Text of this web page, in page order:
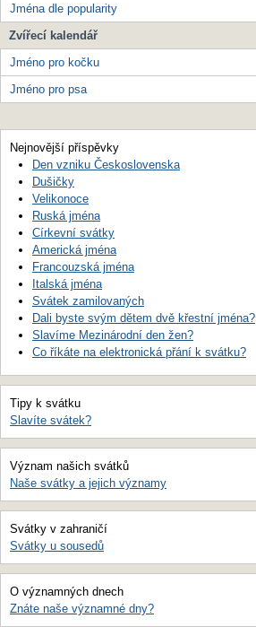
Jména dle popularity
Zvířecí kalendář
Jméno pro kočku
Jméno pro psa
Nejnovější příspěvky
Den vzniku Československa
Dušičky
Velikonoce
Ruská jména
Církevní svátky
Americká jména
Francouzská jména
Italská jména
Svátek zamilovaných
Dali byste svým dětem dvě křestní jména?
Slavíme Mezinárodní den žen?
Co říkáte na elektronická přání k svátku?
Tipy k svátku
Slavíte svátek?
Význam našich svátků
Naše svátky a jejich významy
Svátky v zahraničí
Svátky u sousedů
O významných dnech
Znáte naše významné dny?